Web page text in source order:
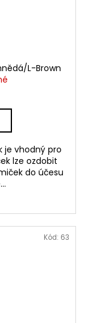
L-Brown
je vhodný pro
lze ozdobit
do účesu
Kód: 63